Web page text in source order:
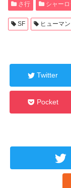
さ行 シャー
SF ヒューマ
Twitter
Pocket